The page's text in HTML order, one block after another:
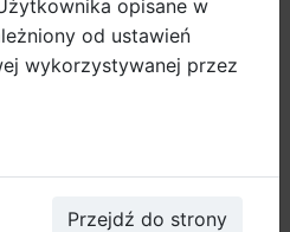
na
opisane w
od ustawień
wykorzystywanej przez
Przejdź do strony